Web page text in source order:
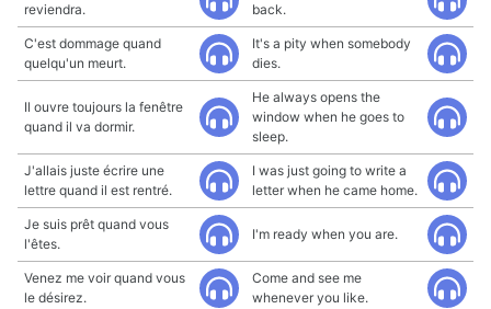
reviendra.
back.
C'est dommage quand
quelqu'un meurt.
It's a pity when somebody
dies.
Il ouvre toujours la fenêtre
quand il va dormir.
He always opens the
window when he goes to
sleep.
J'allais juste écrire une
lettre quand il est rentré.
I was just going to write a
letter when he came home.
Je suis prêt quand vous
l'êtes.
I'm ready when you are.
Venez me voir quand vous
le désirez.
Come and see me
whenever you like.